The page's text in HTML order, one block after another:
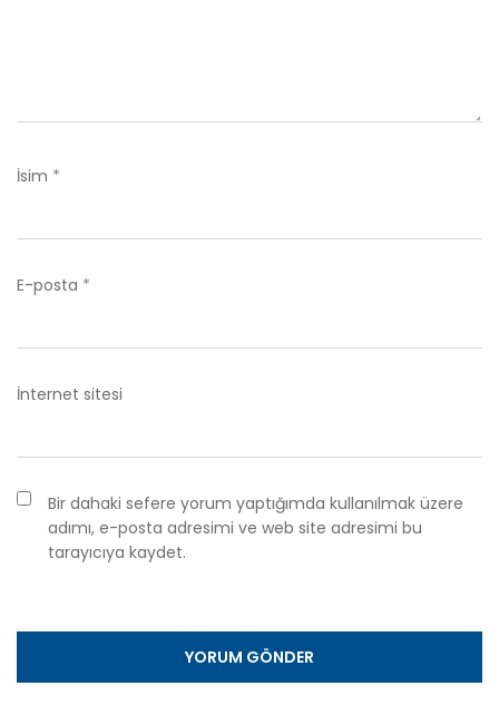
İsim *
E-posta *
İnternet sitesi
Bir dahaki sefere yorum yaptığımda kullanılmak üzere
adımı, e-posta adresimi ve web site adresimi bu
tarayıcıya kaydet.